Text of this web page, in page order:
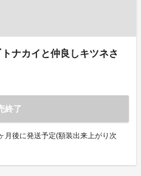
ナカイと仲良しキツネさ
終了
月後に発送予定(額装出来上がり次